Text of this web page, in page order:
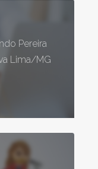
Pereira
Lima/MG